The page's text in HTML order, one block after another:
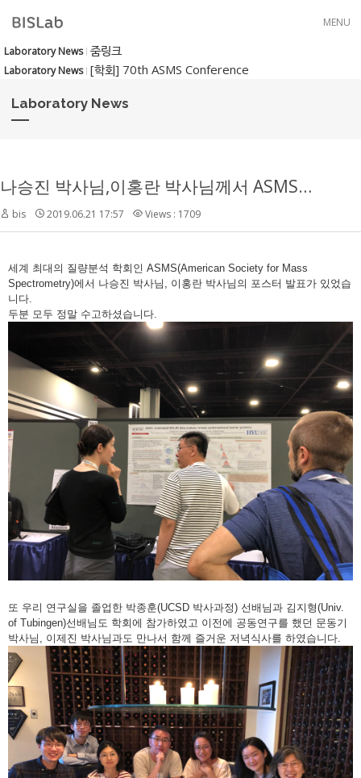
MENU
Laboratory News 줌링크
Laboratory News [학회] 70th ASMS Conference
Laboratory News
나승진 박사님,이홍란 박사님께서 ASMS에서 포스터 발표를 하였습니다.
bis 2019.06.21 17:57 Views : 1709
세계 최대의 질량분석 학회인 ASMS(American Society for Mass
Spectrometry)에서 나승진 박사님, 이홍란 박사님의 포스터 발표가 있었습
니다.
두분 모두 정말 수고하셨습니다.
또 우리 연구실을 졸업한 박종훈(UCSD 박사과정) 선배님과 김지형(Univ.
of Tubingen)선배님도 학회에 참가하였고 이전에 공동연구를 했던 문동기
박사님, 이제진 박사님과도 만나서 함께 즐거운 저녁식사를 하였습니다.